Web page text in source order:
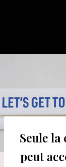
Seule
peut